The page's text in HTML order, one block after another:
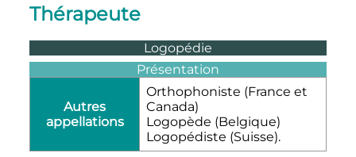
Thérapeute
Logopédie
Présentation
Autres
appellations
Orthophoniste (France et
Canada)
Logopède (Belgique)
Logopédiste (Suisse).